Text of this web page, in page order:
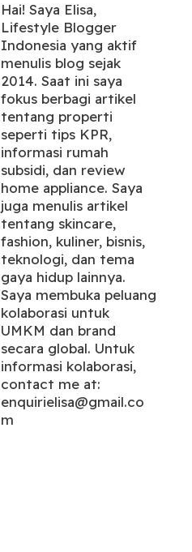
Hai! Saya Elisa,
Lifestyle Blogger
Indonesia yang aktif
menulis blog sejak
2014. Saat ini saya
fokus berbagi artikel
tentang properti
seperti tips KPR,
informasi rumah
subsidi, dan review
home appliance. Saya
juga menulis artikel
tentang skincare,
fashion, kuliner, bisnis,
teknologi, dan tema
gaya hidup lainnya.
Saya membuka peluang
kolaborasi untuk
UMKM dan brand
secara global. Untuk
informasi kolaborasi,
contact me at:
enquirielisa@gmail.co
m